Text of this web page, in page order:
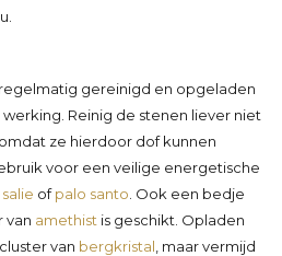
gereinigd en opgeladen
Reinig de stenen liever niet
ze hierdoor dof kunnen
voor een veilige energetische
ofpalo santo . Ook een bedje
van amethist is geschikt. Opladen
van bergkristal , maar vermijd